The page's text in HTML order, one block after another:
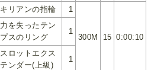
キリアンの指輪 1
300M 15 0:00:10
力を失ったテン
プスのリング
1
スロットエクス
テンダー(上級)
1